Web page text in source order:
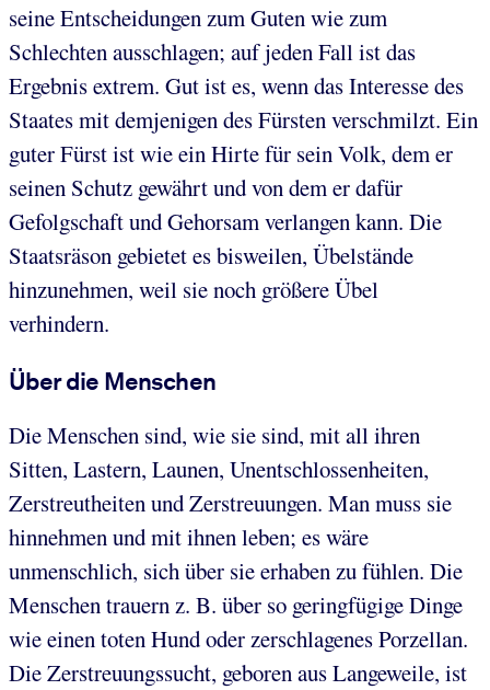
seine Entscheidungen zum Guten wie zum
Schlechten ausschlagen; auf jeden Fall ist das
Ergebnis extrem. Gut ist es, wenn das Interesse des
Staates mit demjenigen des Fürsten verschmilzt. Ein
guter Fürst ist wie ein Hirte für sein Volk, dem er
seinen Schutz gewährt und von dem er dafür
Gefolgschaft und Gehorsam verlangen kann. Die
Staatsräson gebietet es bisweilen, Übelstände
hinzunehmen, weil sie noch größere Übel
verhindern.
Über die Menschen
Die Menschen sind, wie sie sind, mit all ihren
Sitten, Lastern, Launen, Unentschlossenheiten,
Zerstreutheiten und Zerstreuungen. Man muss sie
hinnehmen und mit ihnen leben; es wäre
unmenschlich, sich über sie erhaben zu fühlen. Die
Menschen trauern z. B. über so geringfügige Dinge
wie einen toten Hund oder zerschlagenes Porzellan.
Die Zerstreuungssucht, geboren aus Langeweile, ist